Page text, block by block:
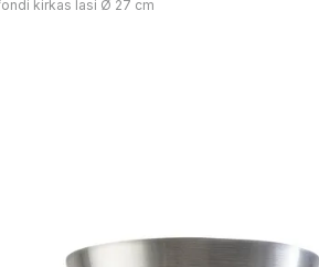
kirkas lasi Ø 27 cm